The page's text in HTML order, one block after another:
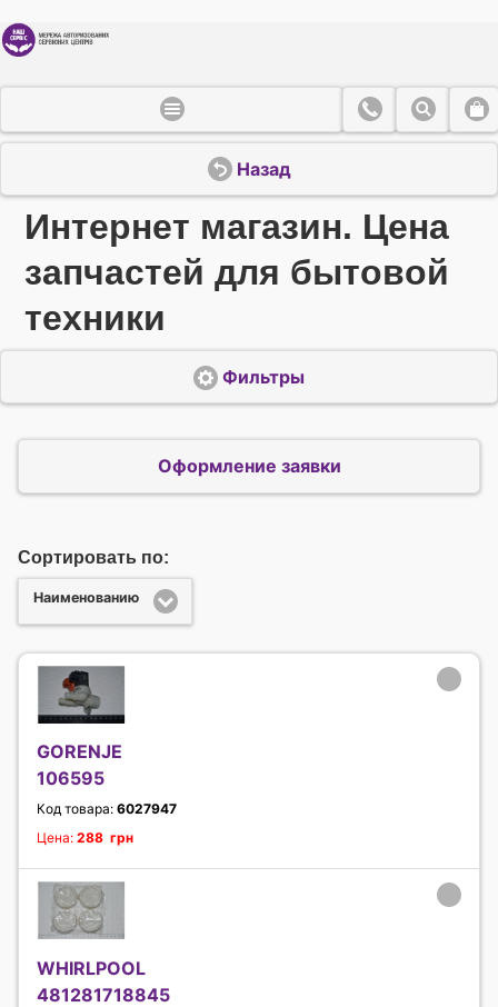
Назад
Интернет магазин. Цена
запчастей для бытовой
техники
Фильтры
Оформление заявки
Сортировать по:
Наименованию
GORENJE
106595
Код товара: 6027947
Цена: 288 грн
WHIRLPOOL
481281718845